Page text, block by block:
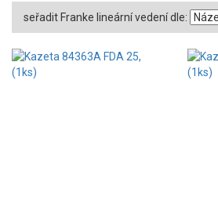
seřadit Franke lineární vedení dle: